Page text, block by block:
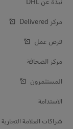
مركز Delivered‎
فرص عمل
مركز الصحافة
المستثمرون
الاستدامة
شراكات العلامة التجارية